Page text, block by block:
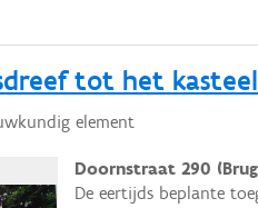
tot het
element
Doornstraat 290
De eertijds beplante